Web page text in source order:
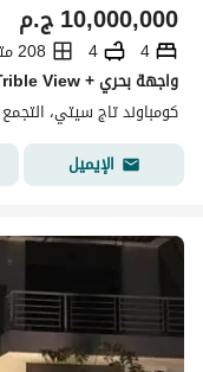
ج.م10,000,000
4
4
208 متر مربع
كومباوند تاج سيتي،
الإيميل